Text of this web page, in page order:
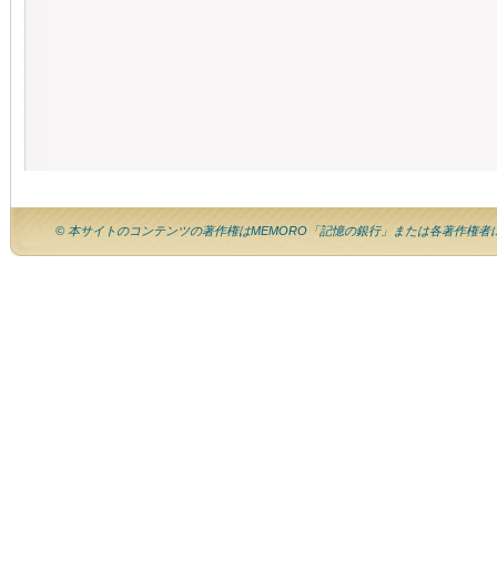
© 本サイトのコンテンツの著作権はMEMORO「記憶の銀行」または各著作権者